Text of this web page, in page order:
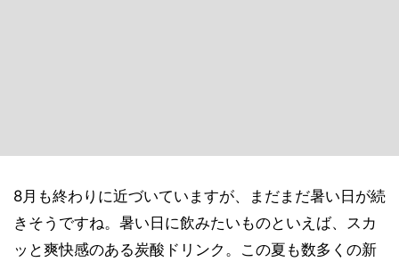
8月も終わりに近づいていますが、まだまだ暑い日が続
きそうですね。暑い日に飲みたいものといえば、スカ
ッと爽快感のある炭酸ドリンク。この夏も数多くの新